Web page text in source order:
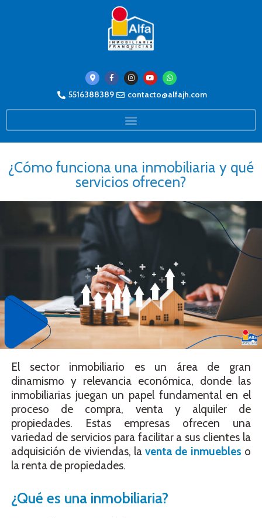
5516388389 contacto@alfajh.com
¿Cómo funciona una inmobiliaria y qué
servicios ofrecen?
El sector inmobiliario es un área de gran
dinamismo y relevancia económica, donde las
inmobiliarias juegan un papel fundamental en el
proceso de compra, venta y alquiler de
propiedades. Estas empresas ofrecen una
variedad de servicios para facilitar a sus clientes la
adquisición de viviendas, laventa de inmuebles o
la renta de propiedades.
¿Qué es una inmobiliaria?